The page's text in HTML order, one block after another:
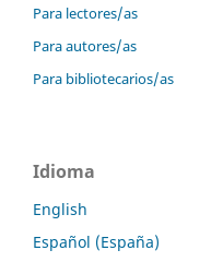
Para lectores/as
Para autores/as
Para bibliotecarios/as
Idioma
English
Español (España)